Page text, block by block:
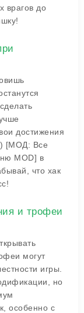
врагов до
достижения
[МОД: Все
MOD] в
что хак
и трофеи
могут
игры.
но
особенно с